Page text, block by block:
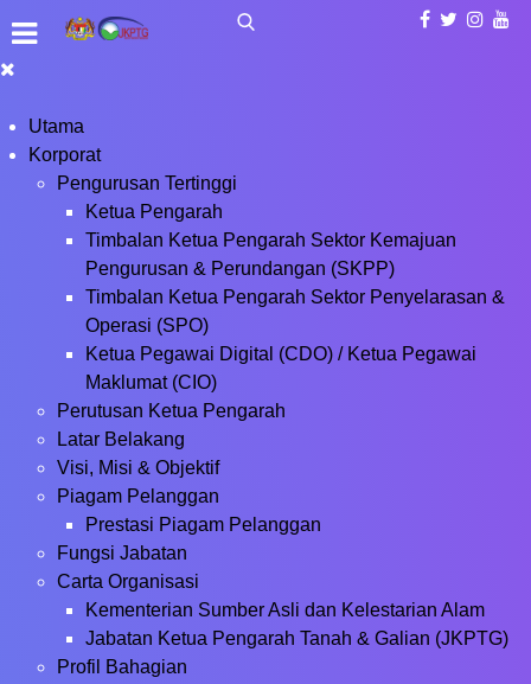
Utama
Korporat
Pengurusan Tertinggi
Ketua Pengarah
Timbalan Ketua Pengarah Sektor Kemajuan
Pengurusan & Perundangan (SKPP)
Timbalan Ketua Pengarah Sektor Penyelarasan &
Operasi (SPO)
Ketua Pegawai Digital (CDO) / Ketua Pegawai
Maklumat (CIO)
Perutusan Ketua Pengarah
Latar Belakang
Visi, Misi & Objektif
Piagam Pelanggan
Prestasi Piagam Pelanggan
Fungsi Jabatan
Carta Organisasi
Kementerian Sumber Asli dan Kelestarian Alam
Jabatan Ketua Pengarah Tanah & Galian (JKPTG)
Profil Bahagian